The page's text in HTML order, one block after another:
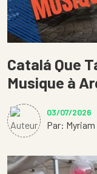
Catalá Que
Musique à
03/07/2026
Par: Myriam